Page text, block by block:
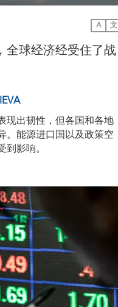
A 文
全球经济经受住了战
现出韧性，但各国和各地
。能源进口国以及政策空
影响。